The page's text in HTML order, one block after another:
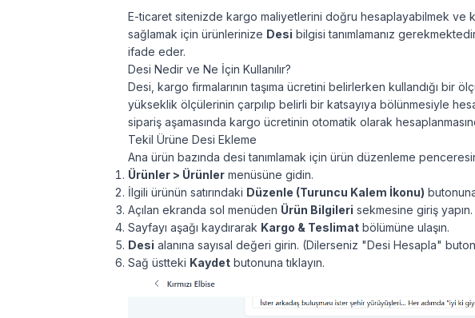
E-ticaret sitenizde kargo maliyetlerini doğru hesaplayabilmek ve
sağlamak için ürünlerinize Desi bilgisi tanımlamanız
ifade eder.
Desi Nedir ve Ne İçin Kullanılır?
Desi, kargo firmalarının taşıma ücretini belirlerken kullandığı bir
yükseklik ölçülerinin çarpılıp belirli bir katsayıya bölünmesiyle
sipariş aşamasında kargo ücretinin otomatik olarak
Tekil Ürüne Desi Ekleme
Ana ürün bazında desi tanımlamak için ürün düzenleme
Ürünler > Ürünler menüsüne gidin.
İlgili ürünün satırındaki Düzenle (Turuncu Kalem İkonu)
Açılan ekranda sol menüden Ürün Bilgileri sekmesine giriş yapın.
Sayfayı aşağı kaydırarak Kargo & Teslimat bölümüne ulaşın.
Desi alanına sayısal değeri girin. (Dilerseniz "Desi Hesapla"
Sağ üstteki Kaydet butonuna tıklayın.